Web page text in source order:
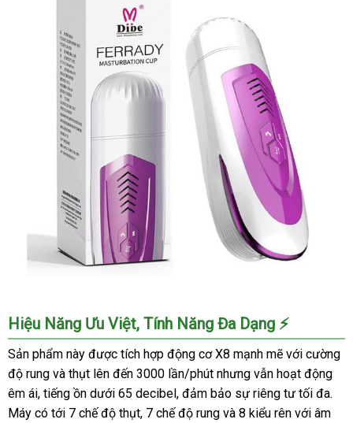
Máy
Thủ
Dâm
Ferrady
Tự
Động
Phát
Hiệu Năng Ưu Việt, Tính Năng Đa Dạng ⚡
Sản phẩm này được tích hợp động cơ X8 mạnh mẽ với cường
độ rung và thụt lên đến 3000 lần/phút nhưng vẫn hoạt động
êm ái, tiếng ồn dưới 65 decibel, đảm bảo sự riêng tư tối đa.
Máy có tới 7 chế độ thụt, 7 chế độ rung và 8 kiểu rên với âm